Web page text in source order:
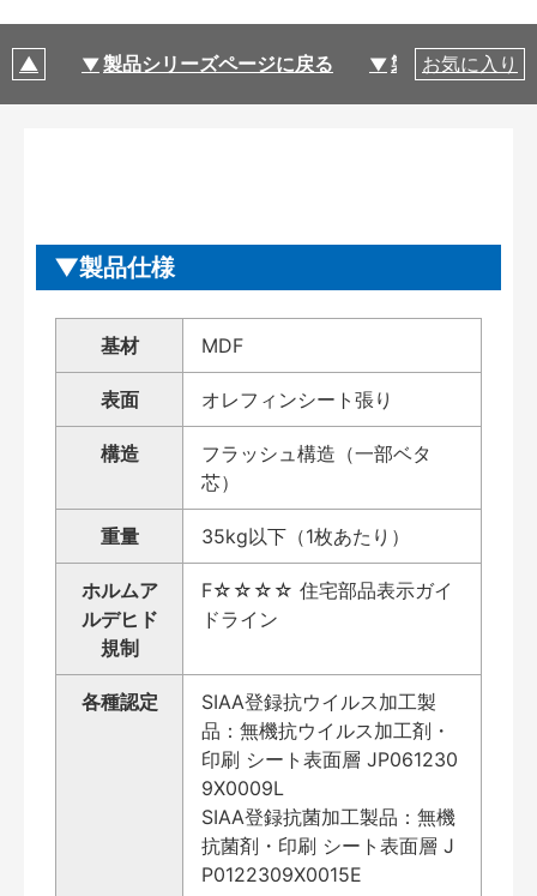
製品シリーズページに戻る 製品仕様
お気に入り
製品仕様
基材 MDF
表面 オレフィンシート張り
構造
フラッシュ構造（一部ベタ
芯）
重量 35kg以下（1枚あたり）
ホルムア
ルデヒド
規制
F☆☆☆☆ 住宅部品表示ガイ
ドライン
各種認定
SIAA登録抗ウイルス加工製
品：無機抗ウイルス加工剤・
印刷 シート表面層 JP061230
9X0009L
SIAA登録抗菌加工製品：無機
抗菌剤・印刷 シート表面層 J
P0122309X0015E